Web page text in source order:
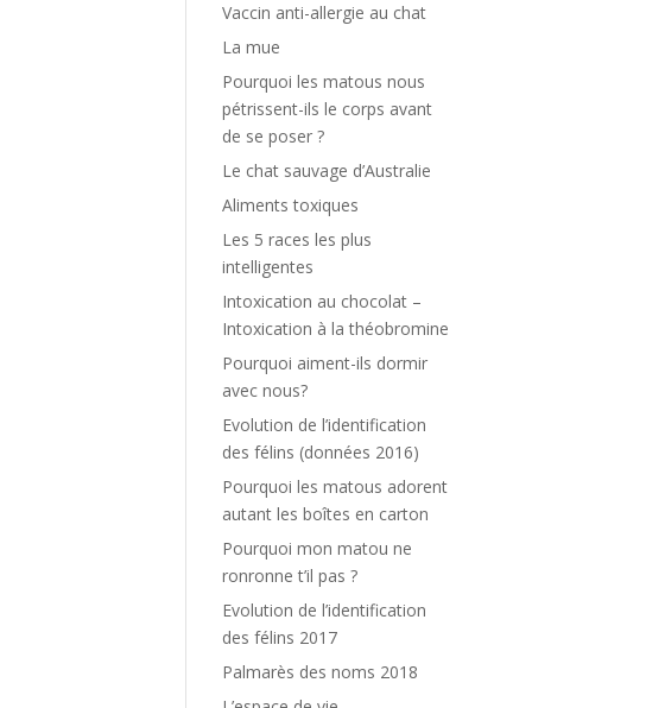
Vaccin anti-allergie au chat
La mue
Pourquoi les matous nous
pétrissent-ils le corps avant
de se poser ?
Le chat sauvage d’Australie
Aliments toxiques
Les 5 races les plus
intelligentes
Intoxication au chocolat –
Intoxication à la théobromine
Pourquoi aiment-ils dormir
avec nous?
Evolution de l’identification
des félins (données 2016)
Pourquoi les matous adorent
autant les boîtes en carton
Pourquoi mon matou ne
ronronne t’il pas ?
Evolution de l’identification
des félins 2017
Palmarès des noms 2018